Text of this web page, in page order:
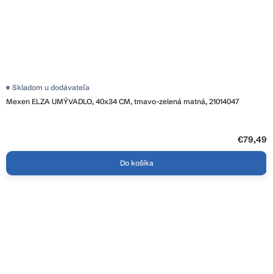
Mexen ELZA UMÝVADLO, 40x34 CM, tmavo-zelená matná, 21014047
Skladom u dodávateľa
€79,49
Do košíka